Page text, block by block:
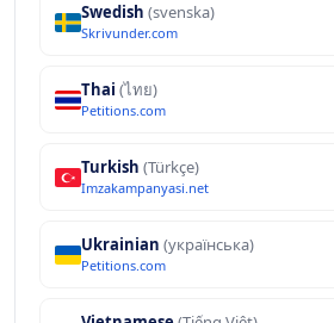
Swedish (svenska)
Skrivunder.com
Thai (ไทย)
Petitions.com
Turkish (Türkçe)
Imzakampanyasi.net
Ukrainian (українська)
Petitions.com